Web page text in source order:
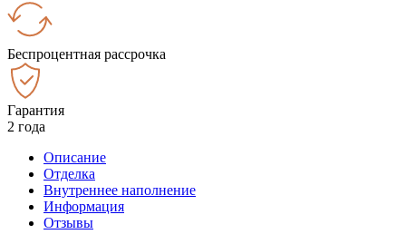
Беспроцентная рассрочка
Гарантия
2 года
Описание
Отделка
Внутреннее наполнение
Информация
Отзывы